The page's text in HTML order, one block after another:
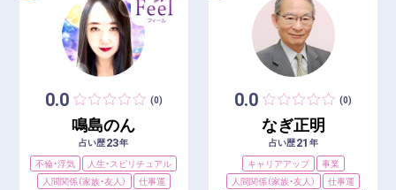
0.0 (0)
鳴島のん
占い歴23年
不倫・浮気
人生・スピリチュアル
人間関係（家族・友人）
仕事運
0.0 (0)
なぎ正明
占い歴21 年
キャリアアップ
事業
人間関係（家族・友人）
仕事運